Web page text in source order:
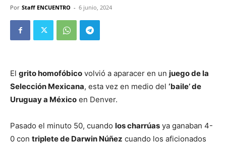
Por Staff ENCUENTRO - 6 junio, 2024
El grito homofóbico volvió a aparacer en un juego de la
Selección Mexicana, esta vez en medio del ‘baile’ de
Uruguay a México en Denver.
Pasado el minuto 50, cuando los charrúas ya ganaban 4-
0 con triplete de Darwin Núñez cuando los aficionados